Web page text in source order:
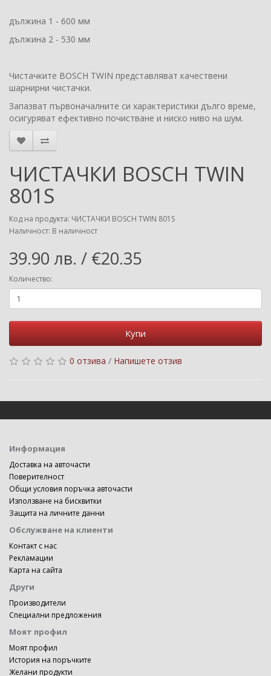
дължина 1 - 600 мм
дължина 2 - 530 мм
Чистачките BOSCH TWIN представляват качествени
шарнирни чистачки.
Запазват първоначалните си характеристики дълго време,
осигуряват ефективно почистване и ниско ниво на шум.
ЧИСТАЧКИ BOSCH TWIN
801S
Код на продукта: ЧИСТАЧКИ BOSCH TWIN 801S
Наличност: В наличност
39.90 лв. / €20.35
Количество:
Купи
0 отзива / Напишете отзив
Информация
Доставка на авточасти
Поверителност
Общи условия поръчка авточасти
Използване на бисквитки
Защита на личните данни
Обслужване на клиенти
Контакт с нас
Рекламации
Карта на сайта
Други
Производители
Специални предложения
Моят профил
Моят профил
История на поръчките
Желани продукти